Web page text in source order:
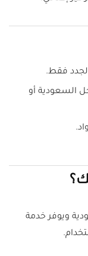
فقط.
السعودية أو
ويوفر خدمة